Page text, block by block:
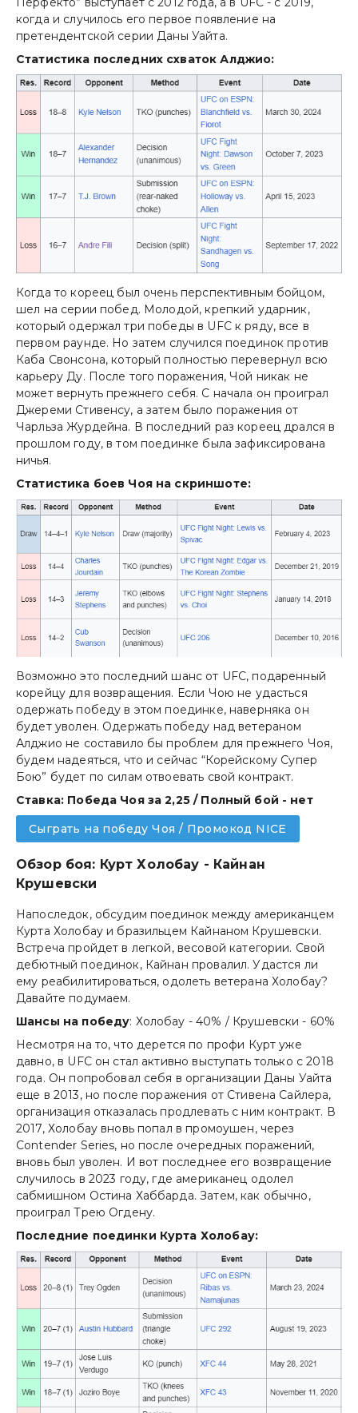
когда и случилось его первое появление на
претендентской серии Даны Уайта.
Статистика последних схваток Алджио:
Когда то кореец был очень перспективным бойцом,
шел на серии побед. Молодой, крепкий ударник,
который одержал три победы в UFC к ряду, все в
первом раунде. Но затем случился поединок против
Каба Свонсона, который полностью перевернул всю
карьеру Ду. После того поражения, Чой никак не
может вернуть прежнего себя. С начала он проиграл
Джереми Стивенсу, а затем было поражения от
Чарльза Журдейна. В последний раз кореец дрался в
прошлом году, в том поединке была зафиксирована
ничья.
Статистика боев Чоя на скриншоте:
Возможно это последний шанс от UFC, подаренный
корейцу для возвращения. Если Чою не удасться
одержать победу в этом поединке, наверняка он
будет уволен. Одержать победу над ветераном
Алджио не составило бы проблем для прежнего Чоя,
будем надеяться, что и сейчас “Корейскому Супер
Бою” будет по силам отвоевать свой контракт.
Ставка: Победа Чоя за 2,25 / Полный бой - нет
Сыграть на победу Чоя / Промокод NICE
Обзор боя: Курт Холобау - Кайнан
Крушевски
Напоследок, обсудим поединок между американцем
Курта Холобау и бразильцем Кайнаном Крушевски.
Встреча пройдет в легкой, весовой категории. Свой
дебютный поединок, Кайнан провалил. Удастся ли
ему реабилитироваться, одолеть ветерана Холобау?
Давайте подумаем.
Шансы на победу: Холобау - 40% / Крушевски - 60%
Несмотря на то, что дерется по профи Курт уже
давно, в UFC он стал активно выступать только с 2018
года. Он попробовал себя в организации Даны Уайта
еще в 2013, но после поражения от Стивена Сайлера,
организация отказалась продлевать с ним контракт. В
2017, Холобау вновь попал в промоушен, через
Contender Series, но после очередных поражений,
вновь был уволен. И вот последнее его возвращение
случилось в 2023 году, где американец одолел
сабмишном Остина Хаббарда. Затем, как обычно,
проиграл Трею Огдену.
Последние поединки Курта Холобау: